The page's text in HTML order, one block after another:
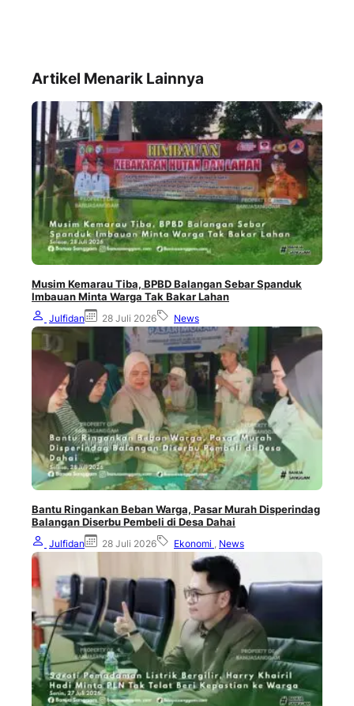
Artikel Menarik Lainnya
Musim Kemarau Tiba, BPBD Balangan Sebar Spanduk
Imbauan Minta Warga Tak Bakar Lahan
Julfidan 28 Juli 2026 News
Bantu Ringankan Beban Warga, Pasar Murah Disperindag
Balangan Diserbu Pembeli di Desa Dahai
Julfidan 28 Juli 2026 Ekonomi , News